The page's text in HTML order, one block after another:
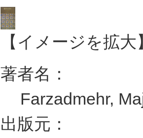
【イメージを拡大
著者名：
Farzadmehr,
出版元：